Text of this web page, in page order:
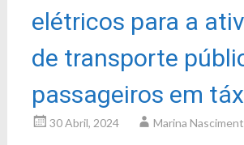
elétricos para a
de transporte
passageiros em
30 Abril, 2024 Marina